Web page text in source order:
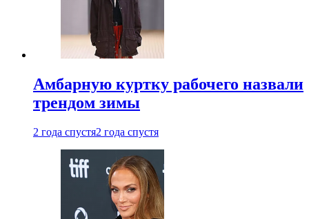
Амбарную куртку рабочего назвали
трендом зимы
2 года спустя2 года спустя